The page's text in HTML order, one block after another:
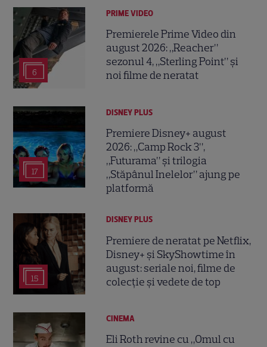
6
PRIME VIDEO
Premierele Prime Video din
august 2026: „Reacher”
sezonul 4, „Sterling Point” și
noi filme de neratat
17
DISNEY PLUS
Premiere Disney+ august
2026: „Camp Rock 3”,
„Futurama” și trilogia
„Stăpânul Inelelor” ajung pe
platformă
15
DISNEY PLUS
Premiere de neratat pe Netflix,
Disney+ și SkyShowtime în
august: seriale noi, filme de
colecție și vedete de top
CINEMA
Eli Roth revine cu „Omul cu